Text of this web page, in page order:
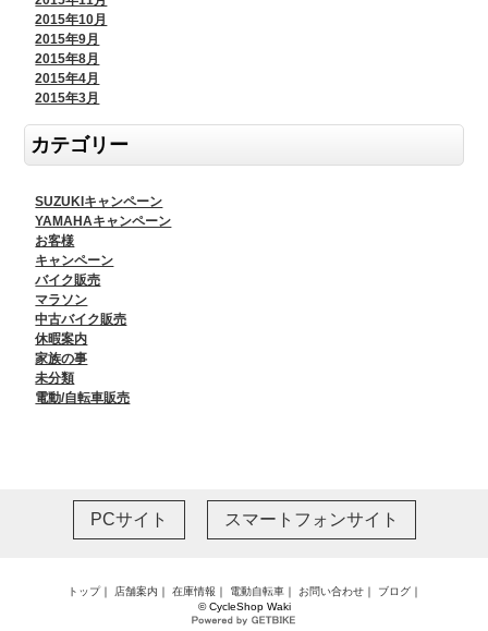
2015年10月
2015年9月
2015年8月
2015年4月
2015年3月
カテゴリー
SUZUKIキャンペーン
YAMAHAキャンペーン
お客様
キャンペーン
バイク販売
マラソン
中古バイク販売
休暇案内
家族の事
未分類
電動/自転車販売
PCサイト スマートフォンサイト
トップ｜ 店舗案内 ｜ 在庫情報 ｜ 電動自転車｜ お問い合わせ｜ ブログ｜
© CycleShop Waki